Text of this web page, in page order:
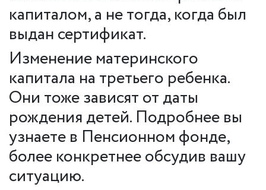
капиталом, а не тогда, когда был
выдан сертификат.
Изменение материнского
капитала на третьего ребенка.
Они тоже зависят от даты
рождения детей. Подробнее вы
узнаете в Пенсионном фонде,
более конкретнее обсудив вашу
ситуацию.